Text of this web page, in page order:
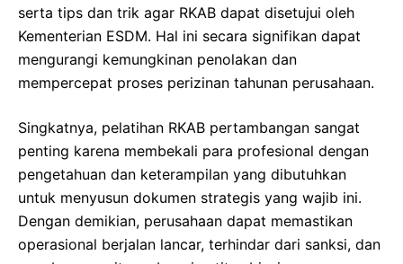
serta tips dan trik agar RKAB dapat disetujui oleh
Kementerian ESDM. Hal ini secara signifikan dapat
mengurangi kemungkinan penolakan dan
mempercepat proses perizinan tahunan perusahaan.
Singkatnya, pelatihan RKAB pertambangan sangat
penting karena membekali para profesional dengan
pengetahuan dan keterampilan yang dibutuhkan
untuk menyusun dokumen strategis yang wajib ini.
Dengan demikian, perusahaan dapat memastikan
operasional berjalan lancar, terhindar dari sanksi, dan